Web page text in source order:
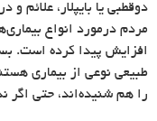
دوقطبی یا بایپلار، علائم
مردم درمورد انواع
افزایش پیدا کرده است.
طبیعی نوعی از بیماری
را هم شنیده‌اند، حتی اگر